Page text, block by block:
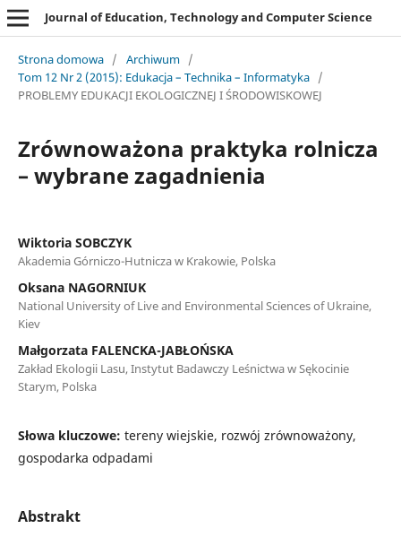
Journal of Education, Technology and Computer Science
Strona domowa / Archiwum /
Tom 12 Nr 2 (2015): Edukacja – Technika – Informatyka /
PROBLEMY EDUKACJI EKOLOGICZNEJ I ŚRODOWISKOWEJ
Zrównoważona praktyka rolnicza
– wybrane zagadnienia
Wiktoria SOBCZYK
Akademia Górniczo-Hutnicza w Krakowie, Polska
Oksana NAGORNIUK
National University of Live and Environmental Sciences of Ukraine,
Kiev
Małgorzata FALENCKA-JABŁOŃSKA
Zakład Ekologii Lasu, Instytut Badawczy Leśnictwa w Sękocinie
Starym, Polska
Słowa kluczowe: tereny wiejskie, rozwój zrównoważony,
gospodarka odpadami
Abstrakt